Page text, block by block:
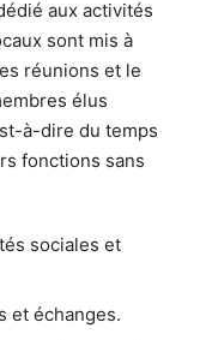
aux activités
sont mis à
réunions et le
élus
à-dire du temps
fonctions sans
sociales et
et échanges.